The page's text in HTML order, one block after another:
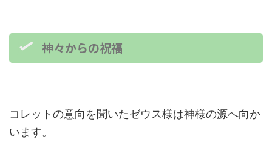
神々からの祝福
コレットの意向を聞いたゼウス様は神様の源へ向か
います。